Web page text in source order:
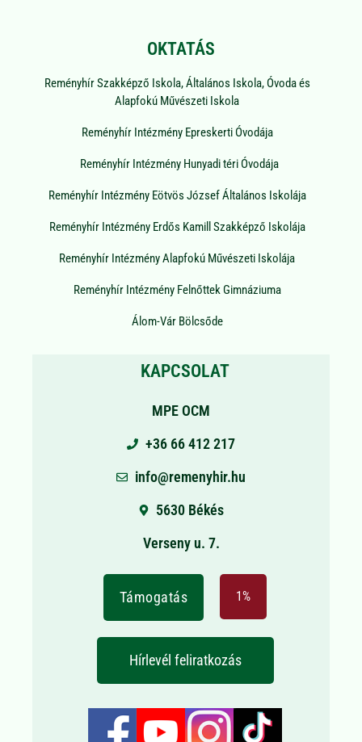
OKTATÁS
Reményhír Szakképző Iskola, Általános Iskola, Óvoda és
Alapfokú Művészeti Iskola
Reményhír Intézmény Epreskerti Óvodája
Reményhír Intézmény Hunyadi téri Óvodája
Reményhír Intézmény Eötvös József Általános Iskolája
Reményhír Intézmény Erdős Kamill Szakképző Iskolája
Reményhír Intézmény Alapfokú Művészeti Iskolája
Reményhír Intézmény Felnőttek Gimnáziuma
Álom-Vár Bölcsőde
KAPCSOLAT
MPE OCM
+36 66 412 217
info@remenyhir.hu
5630 Békés
Verseny u. 7.
Támogatás 1%
Hírlevél feliratkozás